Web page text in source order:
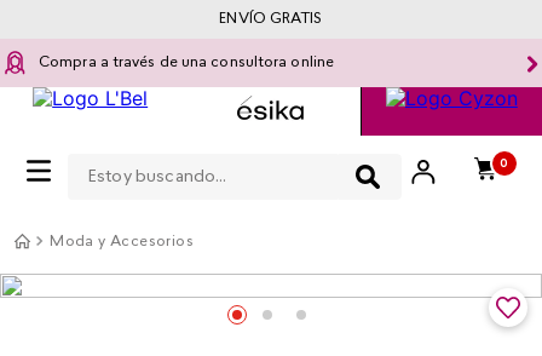
Compra a través de una consultora online
0
ENVÍO GRATIS
Moda y Accesorios